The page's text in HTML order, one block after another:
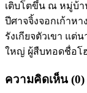
เติบโตขึ้น ณ หมู่บ้า
ปีศาจจิ้งจอกเก้าห
รังเกียจตัวเขา แต่
ใหญ่ ผู้สืบทอดชื่อโ
ความคิดเห็น (0)